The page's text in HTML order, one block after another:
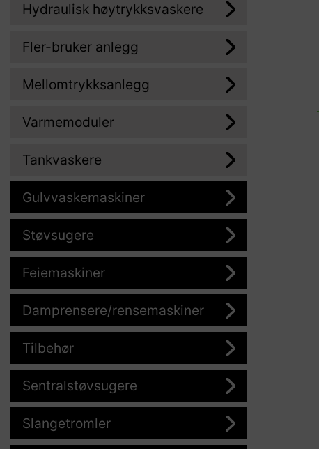
Hydraulisk høytrykksvaskere
Fler-bruker anlegg
Mellomtrykksanlegg
Varmemoduler
Tankvaskere
Gulvvaskemaskiner
Støvsugere
Feiemaskiner
Damprensere/rensemaskiner
Tilbehør
Sentralstøvsugere
Slangetromler